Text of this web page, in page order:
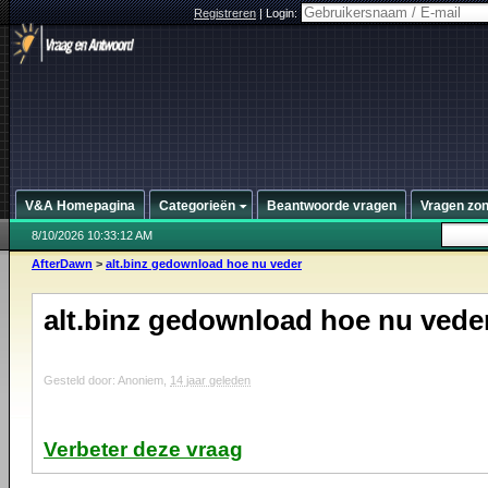
Registreren|Login:
V&A Homepagina Categorieën Beantwoorde vragen Vragen
8/10/2026 10:33:12 AM
AfterDawn > alt.binz gedownload hoe nu veder
alt.binz gedownload hoe nu
Gesteld door: Anoniem, 14 jaar geleden
Verbeter deze vraag